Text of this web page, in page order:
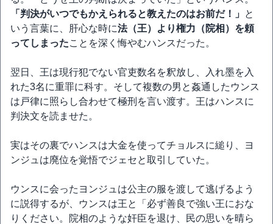
「判決がいつでもかえられると教えたのはお前だ！」 と
いう言葉に、肝心な時に法（王）より権力（院相）を頼
ってしまったことを深く悔やむハンスだった。
翌日、王は現行犯でない官吏数名を釈放し、入れ墨を入
れた3名に重罪に科す。そして複数の男と姦通したウンス
は戸律に照らし合わせて極刑を言い渡す。王はハンスに
判決文を読ませた。
実はその裏でハンスは大金を使ってチョルスに縋り、ヨ
ンジュは廃位を覚悟でジェセと取引していた。
ウンスに会ったヨンジュは公主の服を渡して逃げるよう
に説得するが、ウンスは王と「必ず善良で強い王におな
りください。院相のような奸臣を退け、民の思いを晴ら